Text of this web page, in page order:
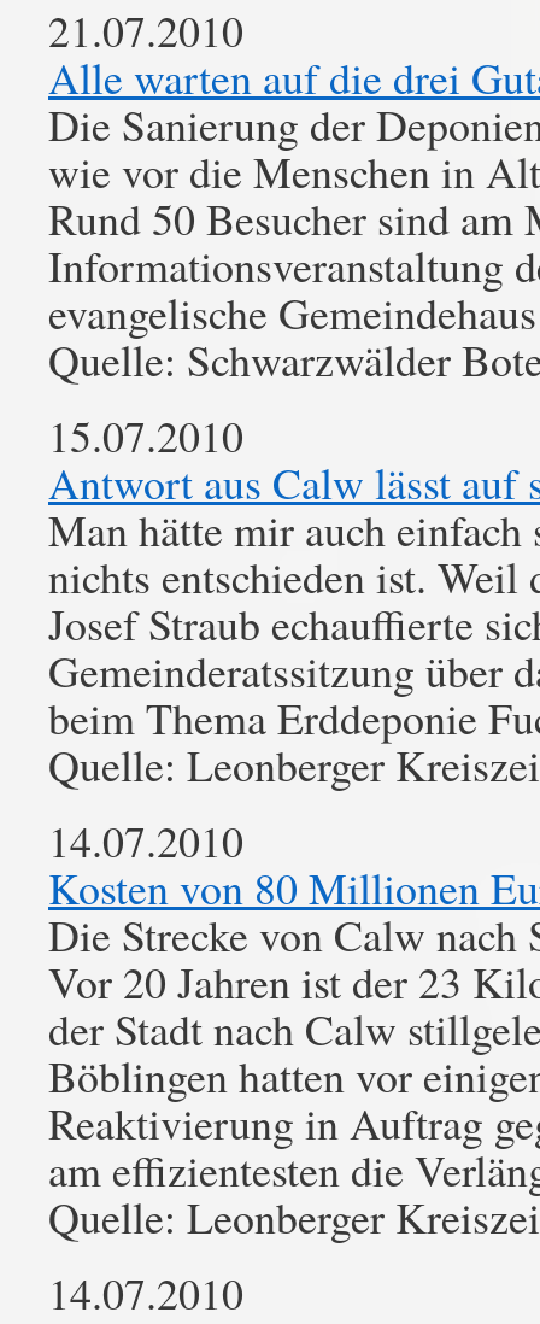
21.07.2010
Alle warten auf die drei
Die Sanierung der
wie vor die Menschen in
Rund 50 Besucher sind am
Informationsveranstaltung
evangelische
Quelle: Schwarzwälder
15.07.2010
Antwort aus Calw lässt auf
Man hätte mir auch einfach
nichts entschieden ist. Weil
Josef Straub echauffierte
Gemeinderatssitzung über
beim Thema Erddeponie
Quelle: Leonberger
14.07.2010
Kosten von 80 Millionen
Die Strecke von Calw
Vor 20 Jahren ist der 23
der Stadt nach Calw
Böblingen hatten vor
Reaktivierung in Auftrag
am effizientesten die
Quelle: Leonberger
14.07.2010